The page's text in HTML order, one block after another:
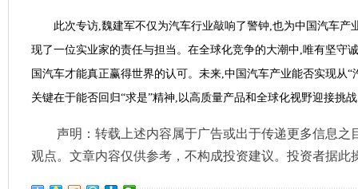
此次专访,魏建军不仅为汽车行业敲响了警钟,也为中国汽车产
现了一位实业家的责任与担当。在全球化竞争的大潮中,唯有坚守
国汽车才能真正赢得世界的认可。未来,中国汽车产业能否实现从“
关键在于能否回归“求是”精神,以高质量产品和全球化视野迎接挑
声明：转载上述内容属于广告或出于传递更多信息之
观点。文章内容仅供参考，不构成投资建议。投资者据此